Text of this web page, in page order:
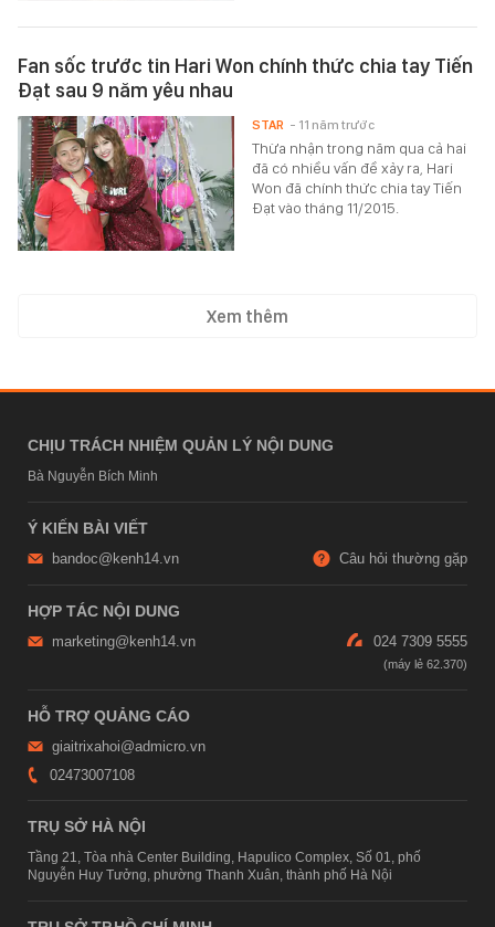
Fan sốc trước tin Hari Won chính thức chia tay Tiến
Đạt sau 9 năm yêu nhau
Thừa nhận trong năm qua cả hai
đã có nhiều vấn đề xảy ra, Hari
Won đã chính thức chia tay Tiến
Đạt vào tháng 11/2015.
STAR - 11 năm trước
Xem thêm
CHỊU TRÁCH NHIỆM QUẢN LÝ NỘI DUNG
Bà Nguyễn Bích Minh
Ý KIẾN BÀI VIẾT
bandoc@kenh14.vn Câu hỏi thường gặp
HỢP TÁC NỘI DUNG
marketing@kenh14.vn 024 7309 5555
HỖ TRỢ QUẢNG CÁO
giaitrixahoi@admicro.vn
02473007108
TRỤ SỞ HÀ NỘI
Tầng 21, Tòa nhà Center Building, Hapulico Complex, Số 01, phố
Nguyễn Huy Tưởng, phường Thanh Xuân, thành phố Hà Nội